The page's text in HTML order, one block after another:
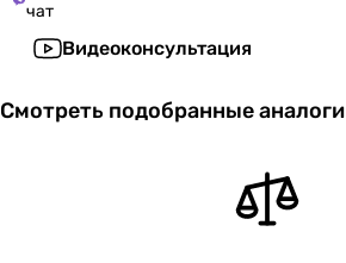
чат
Видеоконсультация
Смотреть подобранные аналоги